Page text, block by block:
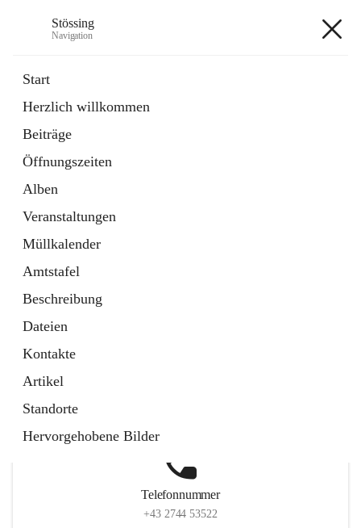
Stössing
Navigation
Start
Herzlich willkommen
Beiträge
Öffnungszeiten
Alben
Veranstaltungen
Müllkalender
Amtstafel
Beschreibung
Dateien
Kontakte
Artikel
Standorte
Hervorgehobene Bilder
Datei
in
Tab
Kindergarten
öffnet
in
neuem
Tab
Telefonnummer
+43 2744 53522